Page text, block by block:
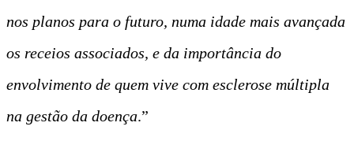
nos planos para o futuro, numa idade mais avançada
os receios associados, e da importância do
envolvimento de quem vive com esclerose múltipla
na gestão da doença.”